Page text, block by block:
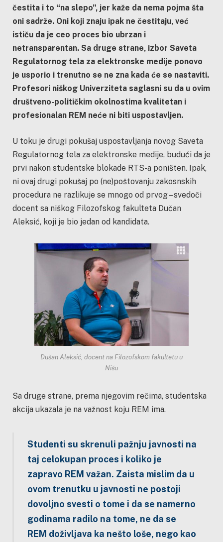
čestita i to “na slepo”, jer kaže da nema pojma šta
oni sadrže. Oni koji znaju ipak ne čestitaju, već
ističu da je ceo proces bio ubrzan i
netransparentan. Sa druge strane, izbor Saveta
Regulatornog tela za elektronske medije ponovo
je usporio i trenutno se ne zna kada će se nastaviti.
Profesori niškog Univerziteta saglasni su da u ovim
društveno-političkim okolnostima kvalitetan i
profesionalan REM neće ni biti uspostavljen.
U toku je drugi pokušaj uspostavljanja novog Saveta
Regulatornog tela za elektronske medije, budući da je
prvi nakon studentske blokade RTS-a poništen. Ipak,
ni ovaj drugi pokušaj po (ne)poštovanju zakosnskih
procedura ne razlikuje se mnogo od prvog – svedoči
docent sa niškog Filozofskog fakulteta Dučan
Aleksić, koji je bio jedan od kandidata.
Dušan Aleksić, docent na Filozofskom fakultetu u
Nišu
Sa druge strane, prema njegovim rečima, studentska
akcija ukazala je na važnost koju REM ima.
Studenti su skrenuli pažnju javnosti na
taj celokupan proces i koliko je
zapravo REM važan. Zaista mislim da u
ovom trenutku u javnosti ne postoji
dovoljno svesti o tome i da se namerno
godinama radilo na tome, ne da se
REM doživljava ka nešto loše, nego kao